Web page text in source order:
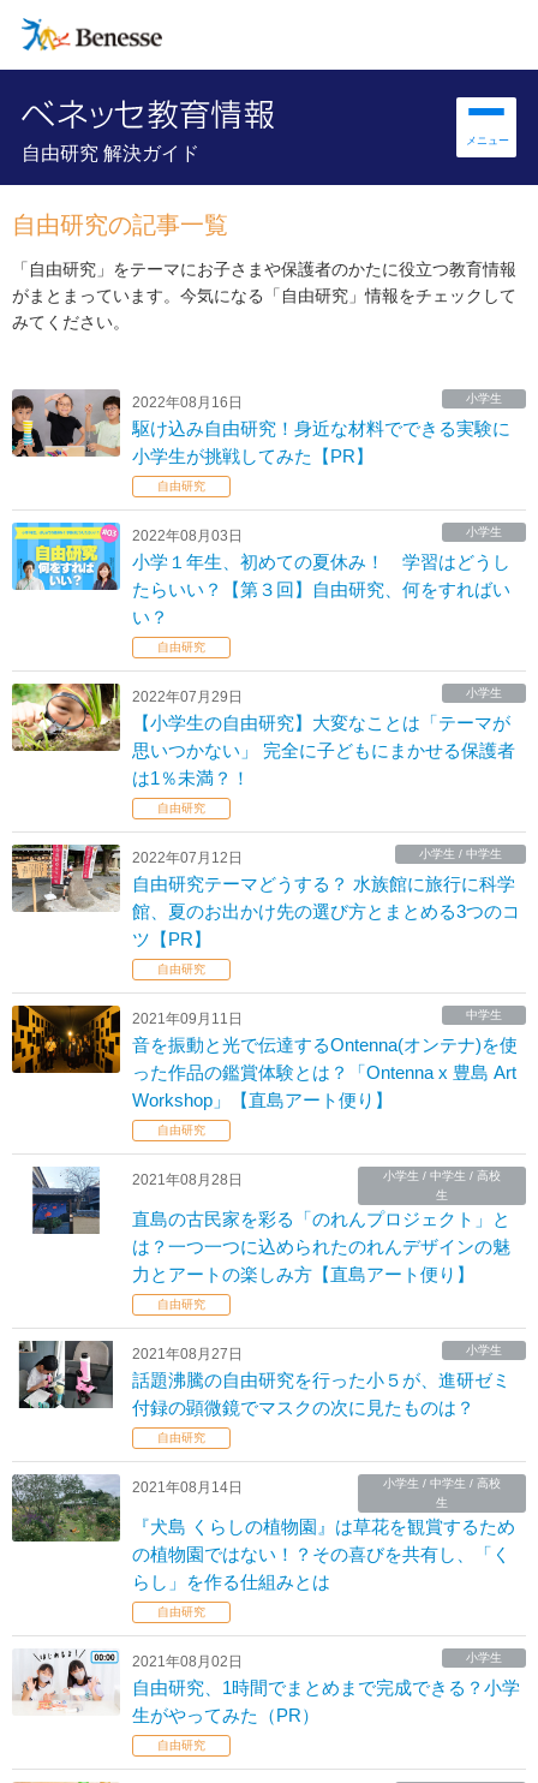
自由研究 解決ガイド
自由研究の記事一覧
「自由研究」をテーマにお子さまや保護者のかたに役立つ教育情報
がまとまっています。今気になる「自由研究」情報をチェックして
みてください。
2022年08月16日 小学生
駆け込み自由研究！身近な材料でできる実験に
小学生が挑戦してみた【PR】
自由研究
2022年08月03日 小学生
小学１年生、初めての夏休み！ 学習はどうし
たらいい？【第３回】自由研究、何をすればい
い？
自由研究
2022年07月29日 小学生
【小学生の自由研究】大変なことは「テーマが
思いつかない」 完全に子どもにまかせる保護者
は1％未満？！
自由研究
2022年07月12日 小学生 / 中学生
自由研究テーマどうする？ 水族館に旅行に科学
館、夏のお出かけ先の選び方とまとめる3つのコ
ツ【PR】
自由研究
2021年09月11日 中学生
音を振動と光で伝達するOntenna(オンテナ)を使
った作品の鑑賞体験とは？「Ontenna x 豊島 Art
Workshop」【直島アート便り】
自由研究
2021年08月28日
小学生 / 中学生 / 高校
生
直島の古民家を彩る「のれんプロジェクト」と
は？一つ一つに込められたのれんデザインの魅
力とアートの楽しみ方【直島アート便り】
自由研究
2021年08月27日 小学生
話題沸騰の自由研究を行った小５が、進研ゼミ
付録の顕微鏡でマスクの次に見たものは？
自由研究
2021年08月14日
小学生 / 中学生 / 高校
生
『犬島 くらしの植物園』は草花を観賞するため
の植物園ではない！？その喜びを共有し、「く
らし」を作る仕組みとは
自由研究
2021年08月02日 小学生
自由研究、1時間でまとめまで完成できる？小学
生がやってみた（PR）
自由研究